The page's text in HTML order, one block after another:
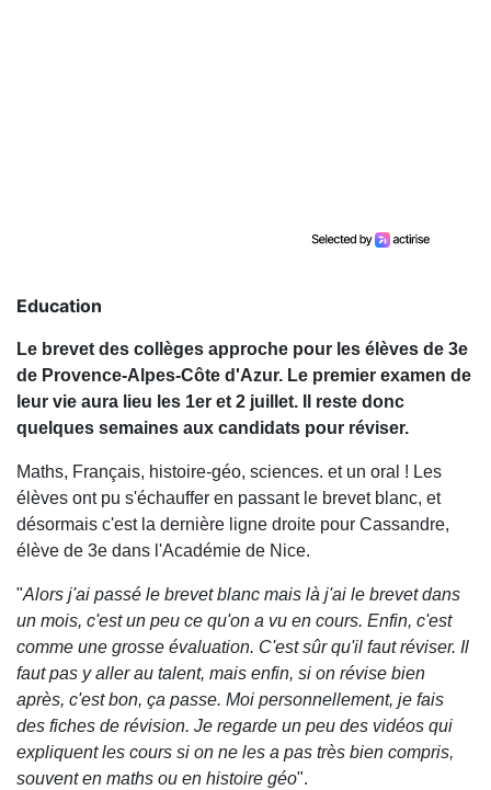
Education
Le brevet des collèges approche pour les élèves de 3e
de Provence-Alpes-Côte d'Azur. Le premier examen de
leur vie aura lieu les 1er et 2 juillet. Il reste donc
quelques semaines aux candidats pour réviser.
Maths, Français, histoire-géo, sciences. et un oral ! Les
élèves ont pu s'échauffer en passant le brevet blanc, et
désormais c'est la dernière ligne droite pour Cassandre,
élève de 3e dans l'Académie de Nice.
"Alors j'ai passé le brevet blanc mais là j'ai le brevet dans
un mois, c'est un peu ce qu'on a vu en cours. Enfin, c'est
comme une grosse évaluation. C'est sûr qu'il faut réviser. Il
faut pas y aller au talent, mais enfin, si on révise bien
après, c'est bon, ça passe. Moi personnellement, je fais
des fiches de révision. Je regarde un peu des vidéos qui
expliquent les cours si on ne les a pas très bien compris,
souvent en maths ou en histoire géo".